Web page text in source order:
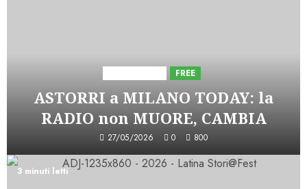
FREE
ASTORRI a MILANO TODAY: la
RADIO non MUORE, CAMBIA
27/05/2026 0 800
3 minuti letti